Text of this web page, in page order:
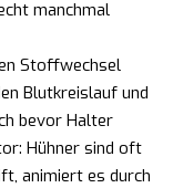
manchmal
Stoffwechsel
Blutkreislauf und
bevor Halter
Hühner sind oft
animiert es durch